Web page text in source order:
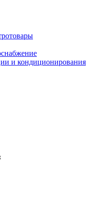
и кондиционирования